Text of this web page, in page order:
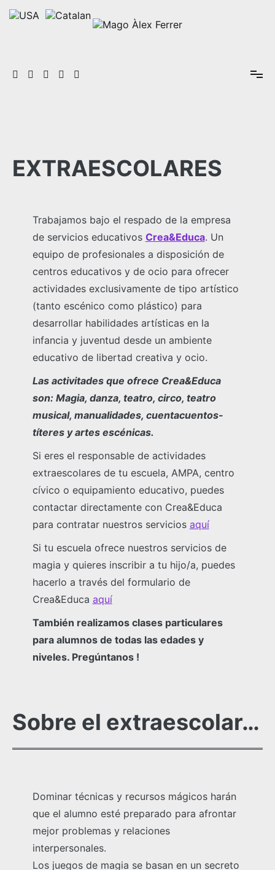
EXTRAESCOLARES
Trabajamos bajo el respado de la empresa
de servicios educativos Crea&Educa. Un
equipo de profesionales a disposición de
centros educativos y de ocio para ofrecer
actividades exclusivamente de tipo artístico
(tanto escénico como plástico) para
desarrollar habilidades artísticas en la
infancia y juventud desde un ambiente
educativo de libertad creativa y ocio.
Las activitades que ofrece Crea&Educa
son: Magia, danza, teatro, circo, teatro
musical, manualidades, cuentacuentos-
títeres y artes escénicas.
Si eres el responsable de actividades
extraescolares de tu escuela, AMPA, centro
cívico o equipamiento educativo, puedes
contactar directamente con Crea&Educa
para contratar nuestros servicios aquí
Si tu escuela ofrece nuestros servicios de
magia y quieres inscribir a tu hijo/a, puedes
hacerlo a través del formulario de
Crea&Educa aquí
También realizamos clases particulares
para alumnos de todas las edades y
niveles. Pregúntanos !
Sobre el extraescolar…
Dominar técnicas y recursos mágicos harán
que el alumno esté preparado para afrontar
mejor problemas y relaciones
interpersonales.
Los juegos de magia se basan en un secreto